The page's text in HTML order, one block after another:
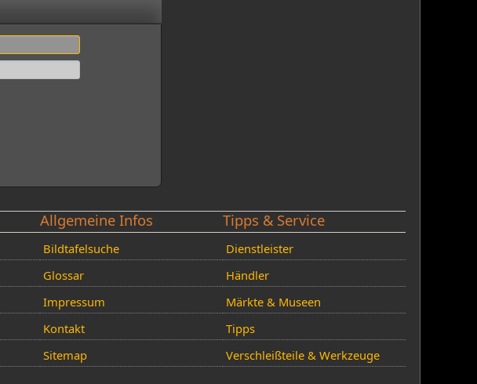
Allgemeine Infos
Bildtafelsuche
Glossar
Impressum
Kontakt
Sitemap
Tipps & Service
Dienstleister
Händler
Märkte & Museen
Tipps
Verschleißteile & Werkzeuge